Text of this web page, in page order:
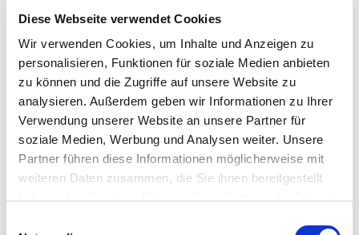
Diese Webseite verwendet Cookies
Wir verwenden Cookies, um Inhalte und Anzeigen zu
personalisieren, Funktionen für soziale Medien anbieten
zu können und die Zugriffe auf unsere Website zu
analysieren. Außerdem geben wir Informationen zu Ihrer
Verwendung unserer Website an unsere Partner für
soziale Medien, Werbung und Analysen weiter. Unsere
Partner führen diese Informationen möglicherweise mit
weiteren Daten zusammen, die Sie ihnen bereitgestellt
Ahrens+Sieberz GmbH &
E-Mail: info@as-garten.de